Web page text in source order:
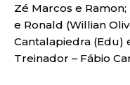
Zé Marcos e
e Ronald (Willian
Cantalapiedra (Edu)
Treinador – Fábio